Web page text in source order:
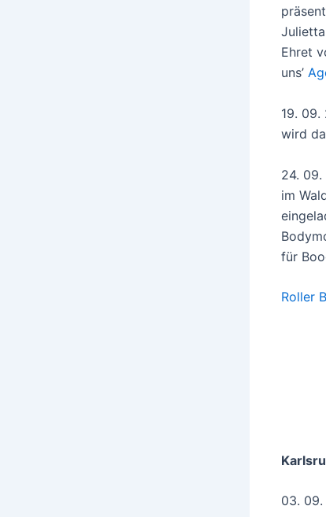
Ehret
uns’
19. 09.
wird
24.
im
für
Roller
03. 09.